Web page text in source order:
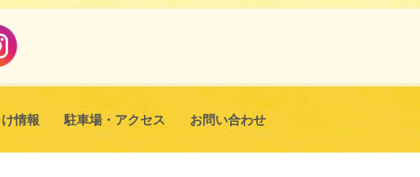
情報 駐車場・ アクセス お問い合わせ